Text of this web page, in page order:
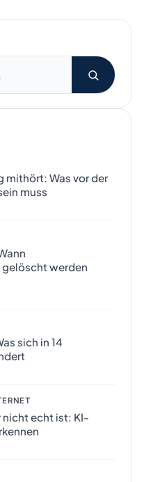
mithört: Was vor der
muss
werden
sich in 14
nicht echt ist: KI-